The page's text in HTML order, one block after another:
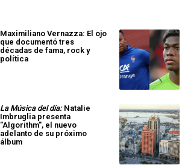
Maximiliano Vernazza: El ojo
que documentó tres
décadas de fama, rock y
política
La Música del día:Natalie
Imbruglia presenta
"Algorithm", el nuevo
adelanto de su próximo
álbum